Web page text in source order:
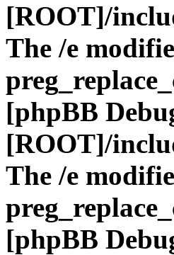
[ROOT]/
The /e
[phpBB
[ROOT]/
The /e
[phpBB